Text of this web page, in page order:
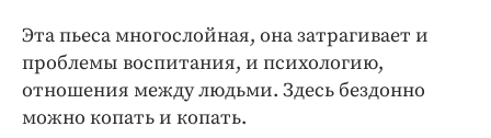
Эта пьеса многослойная, она затрагивает и
проблемы воспитания, и психологию,
отношения между людьми. Здесь бездонно
можно копать и копать.